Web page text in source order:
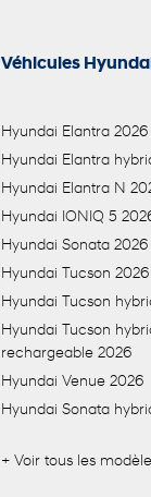
Véhicules
Hyundai Elantra 2026
Hyundai Elantra
Hyundai Elantra N
Hyundai IONIQ 5
Hyundai Sonata 2026
Hyundai Tucson 2026
Hyundai Tucson
Hyundai Tucson
rechargeable 2026
Hyundai Venue 2026
Hyundai Sonata
+ Voir tous les